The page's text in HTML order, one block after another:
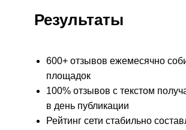
Результаты
600+ отзывов ежемесячно
площадок
100% отзывов с текстом
в день публикации
Рейтинг сети стабильно